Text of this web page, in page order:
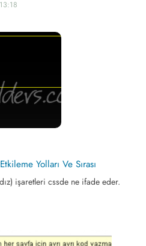
Yolları Ve Sırası
işaretleri cssde ne ifade eder.